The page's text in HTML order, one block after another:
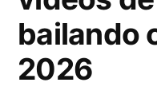
E
bailando
2026